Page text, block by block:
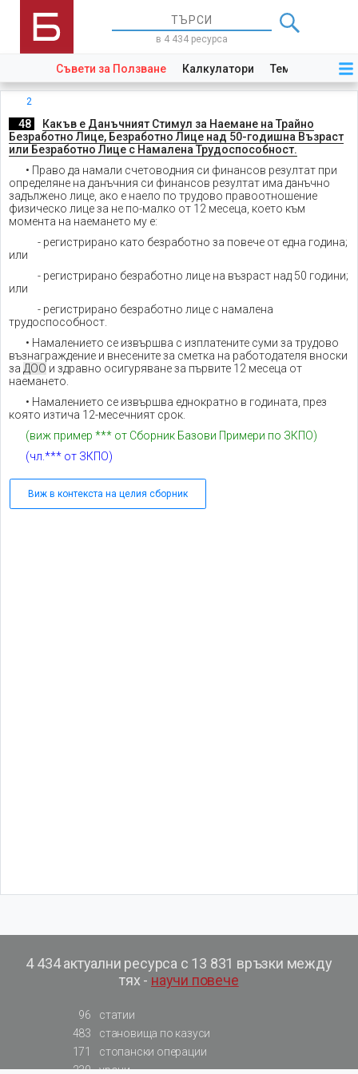
в 4 434 ресурса
Съвети за Ползване Калкулатори Теми Закони
2
48
Какъв е Данъчният Стимул за Наемане на Трайно
Безработно Лице, Безработно Лице над 50-годишна Възраст
или Безработно Лице с Намалена Трудоспособност.
• Право да намали счетоводния си финансов резултат при
определяне на данъчния си финансов резултат има данъчно
задължено лице, ако е наело по трудово правоотношение
физическо лице за не по-малко от 12 месеца, което към
момента на наемането му е:
- регистрирано като безработно за повече от една година;
или
- регистрирано безработно лице на възраст над 50 години;
или
- регистрирано безработно лице с намалена
трудоспособност.
• Намалението се извършва с изплатените суми за трудово
възнаграждение и внесените за сметка на работодателя вноски
за ДОО и здравно осигуряване за първите 12 месеца от
наемането.
• Намалението се извършва еднократно в годината, през
която изтича 12-месечният срок.
(виж пример *** от Сборник Базови Примери по ЗКПО)
(чл.*** от ЗКПО)
Виж в контекста на целия сборник
4 434 актуални ресурса с 13 831 връзки между
тях - научи повече
96
статии
483
становища по казуси
171
стопански операции
230
уроци